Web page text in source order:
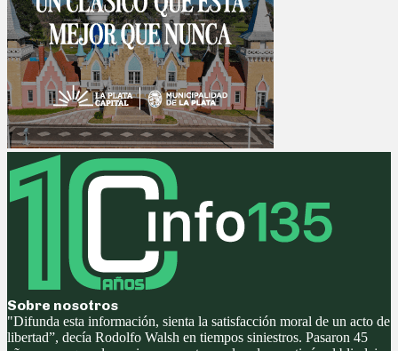
Sobre nosotros
"Difunda esta información, sienta la satisfacción moral de un acto de
libertad”, decía Rodolfo Walsh en tiempos siniestros. Pasaron 45